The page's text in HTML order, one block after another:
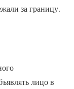
за границу.
лицо в